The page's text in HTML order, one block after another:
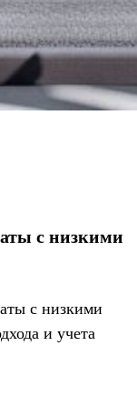
с низкими
с низкими
и учета